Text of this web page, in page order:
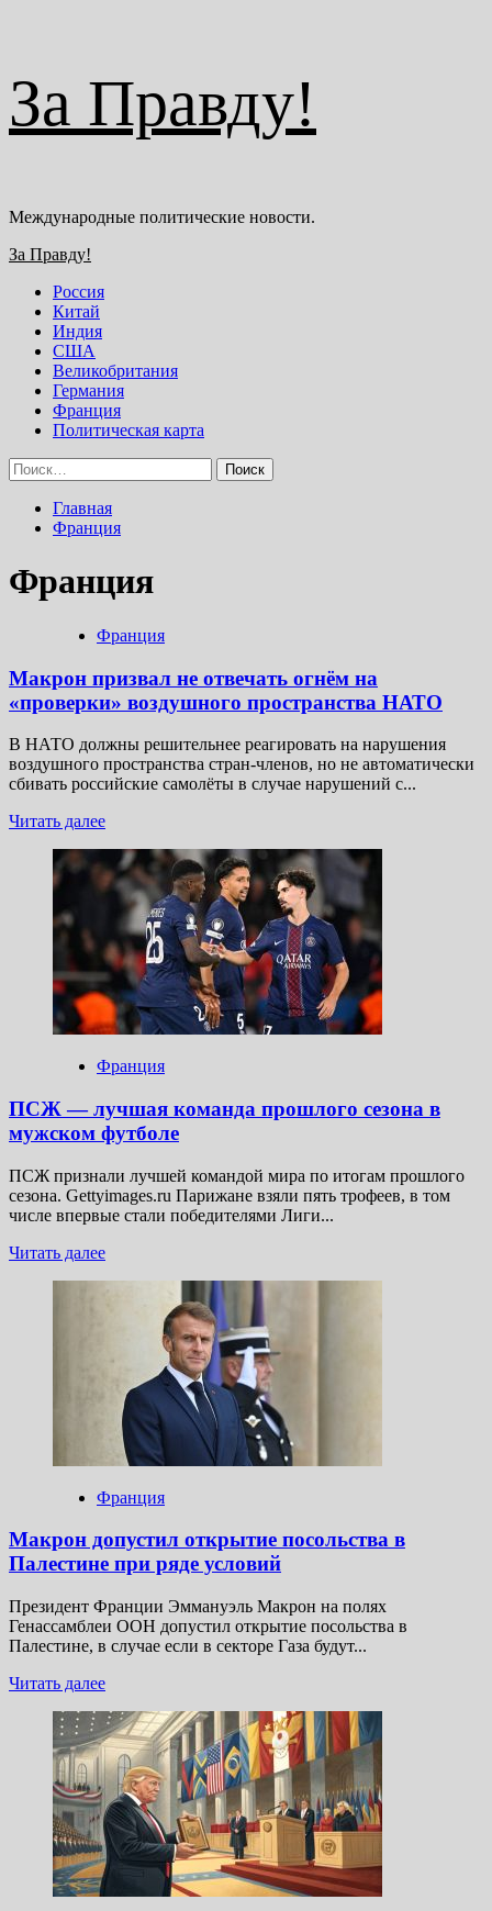
к
содержимому
За Правду!
Международные политические новости.
Основное
За Правду!
Россия
Китай
Индия
США
Великобритания
Германия
Франция
Политическая карта
Найти:
Главная
Франция
Франция
Франция
Макрон призвал не отвечать огнём на
«проверки» воздушного пространства НАТО
В НАТО должны решительнее реагировать на нарушения
воздушного пространства стран-членов, но не автоматически
сбивать российские самолёты в случае нарушений с...
Читать далееПрочитать
Макрон
призвал
не
отвечать
огнём
на
«проверки»
воздушного
пространства
НАТО
Франция
ПСЖ — лучшая команда прошлого сезона в
мужском футболе
ПСЖ признали лучшей командой мира по итогам прошлого
сезона. Gettyimages.ru Парижане взяли пять трофеев, в том
числе впервые стали победителями Лиги...
Читать далееПрочитать
команда
прошлого
сезона
мужском
футболе
Франция
Макрон допустил открытие посольства в
Палестине при ряде условий
Президент Франции Эммануэль Макрон на полях
Генассамблеи ООН допустил открытие посольства в
Палестине, в случае если в секторе Газа будут...
Читать далееПрочитать
о
Макрон
допустил
открытие
посольства
в
Палестине
при
ряде
условий